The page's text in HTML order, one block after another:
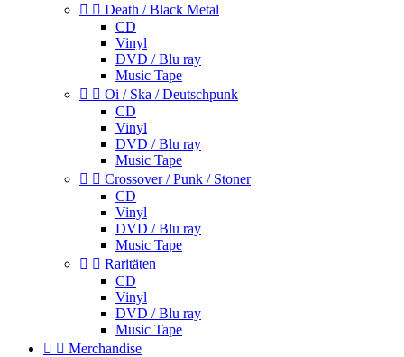
  Death / Black Metal
CD
Vinyl
DVD / Blu ray
Music Tape
  Oi / Ska / Deutschpunk
CD
Vinyl
DVD / Blu ray
Music Tape
  Crossover / Punk / Stoner
CD
Vinyl
DVD / Blu ray
Music Tape
  Raritäten
CD
Vinyl
DVD / Blu ray
Music Tape
  Merchandise